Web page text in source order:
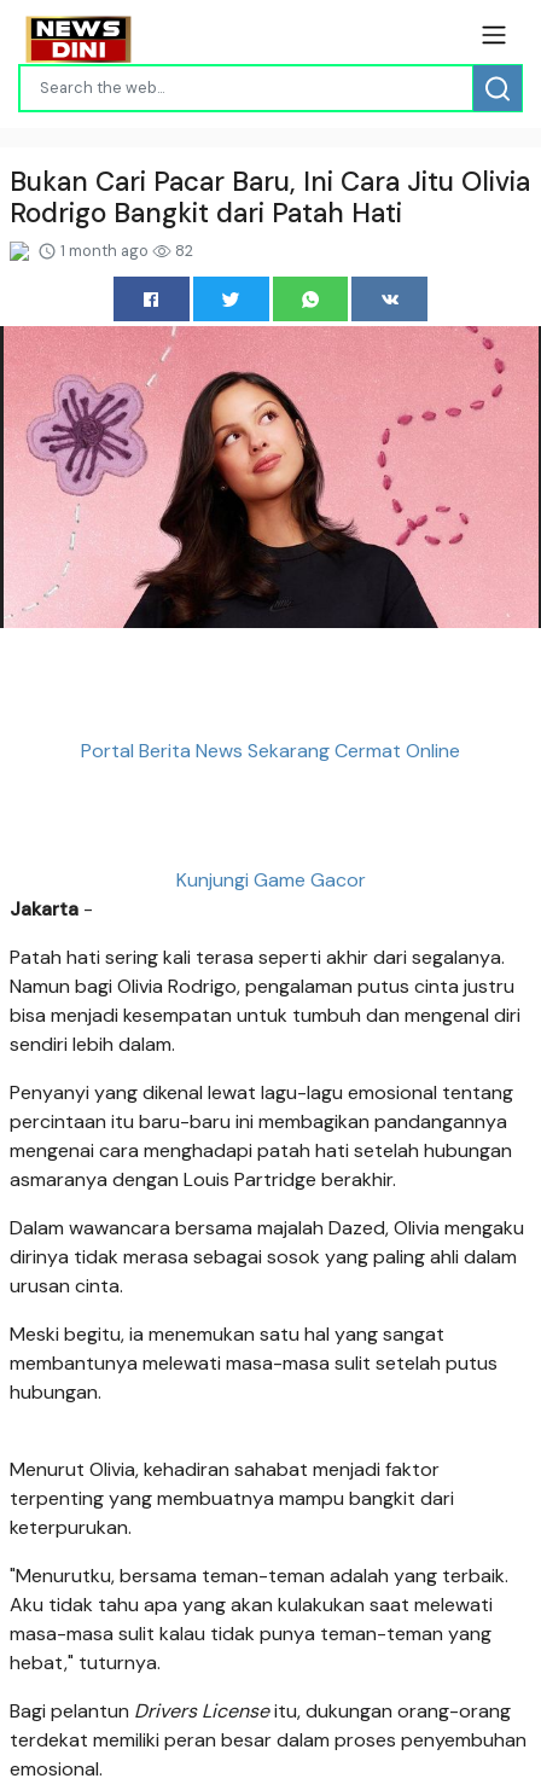
Bukan Cari Pacar Baru, Ini Cara Jitu Olivia
Rodrigo Bangkit dari Patah Hati
1 month ago 82
Portal Berita News Sekarang Cermat Online
Kunjungi Game Gacor
Jakarta -
Patah hati sering kali terasa seperti akhir dari segalanya.
Namun bagi Olivia Rodrigo, pengalaman putus cinta justru
bisa menjadi kesempatan untuk tumbuh dan mengenal diri
sendiri lebih dalam.
Penyanyi yang dikenal lewat lagu-lagu emosional tentang
percintaan itu baru-baru ini membagikan pandangannya
mengenai cara menghadapi patah hati setelah hubungan
asmaranya dengan Louis Partridge berakhir.
Dalam wawancara bersama majalah Dazed, Olivia mengaku
dirinya tidak merasa sebagai sosok yang paling ahli dalam
urusan cinta.
Meski begitu, ia menemukan satu hal yang sangat
membantunya melewati masa-masa sulit setelah putus
hubungan.
Menurut Olivia, kehadiran sahabat menjadi faktor
terpenting yang membuatnya mampu bangkit dari
keterpurukan.
"Menurutku, bersama teman-teman adalah yang terbaik.
Aku tidak tahu apa yang akan kulakukan saat melewati
masa-masa sulit kalau tidak punya teman-teman yang
hebat," tuturnya.
Bagi pelantun Drivers Licenseitu, dukungan orang-orang
terdekat memiliki peran besar dalam proses penyembuhan
emosional.